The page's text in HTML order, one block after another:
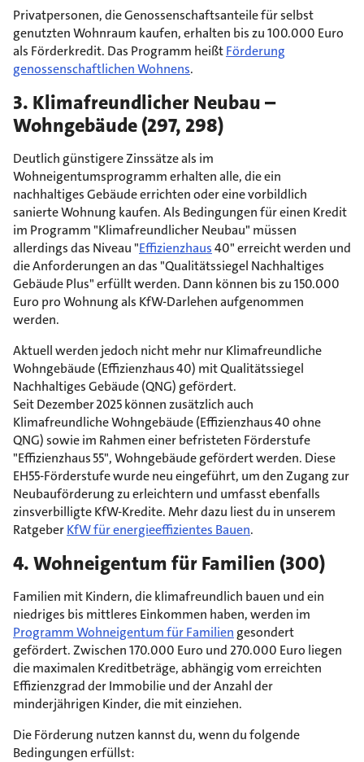
Privatpersonen, die Genossenschaftsanteile für selbst
genutzten Wohnraum kaufen, erhalten bis zu 100.000 Euro
als Förderkredit. Das Programm heißtFörderung
genossenschaftlichen Wohnens.
3. Klimafreundlicher Neubau –
Wohngebäude (297, 298)
Deutlich günstigere Zinssätze als im
Wohneigentumsprogramm erhalten alle, die ein
nachhaltiges Gebäude errichten oder eine vorbildlich
sanierte Wohnung kaufen. Als Bedingungen für einen Kredit
im Programm "Klimafreundlicher Neubau" müssen
allerdings das Niveau "Effizienzhaus40" erreicht werden und
die Anforderungen an das "Qualitätssiegel Nachhaltiges
Gebäude Plus" erfüllt werden. Dann können bis zu 150.000
Euro pro Wohnung als KfW-Darlehen aufgenommen
werden.
Aktuell werden jedoch nicht mehr nur Klimafreundliche
Wohngebäude (Effizienzhaus 40) mit Qualitätssiegel
Nachhaltiges Gebäude (QNG) gefördert.
Seit Dezember 2025 können zusätzlich auch
Klimafreundliche Wohngebäude (Effizienzhaus 40 ohne
QNG) sowie im Rahmen einer befristeten Förderstufe
"Effizienzhaus 55", Wohngebäude gefördert werden. Diese
EH55‑Förderstufe wurde neu eingeführt, um den Zugang zur
Neubauförderung zu erleichtern und umfasst ebenfalls
zinsverbilligte KfW‑Kredite. Mehr dazu liest du in unserem
RatgeberKfW für energieeffizientes Bauen.
4. Wohneigentum für Familien (300)
Familien mit Kindern, die klimafreundlich bauen und ein
niedriges bis mittleres Einkommen haben, werden im
Programm Wohneigentum für Familien gesondert
gefördert. Zwischen 170.000 Euro und 270.000 Euro liegen
die maximalen Kreditbeträge, abhängig vom erreichten
Effizienzgrad der Immobilie und der Anzahl der
minderjährigen Kinder, die mit einziehen.
Die Förderung nutzen kannst du, wenn du folgende
Bedingungen erfüllst: